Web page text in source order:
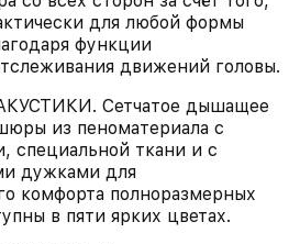
для любой формы
функции
движений головы.
Сетчатое дышащее
из пеноматериала с
специальной ткани и с
дужками для
комфорта полноразмерных
в пяти ярких цветах.